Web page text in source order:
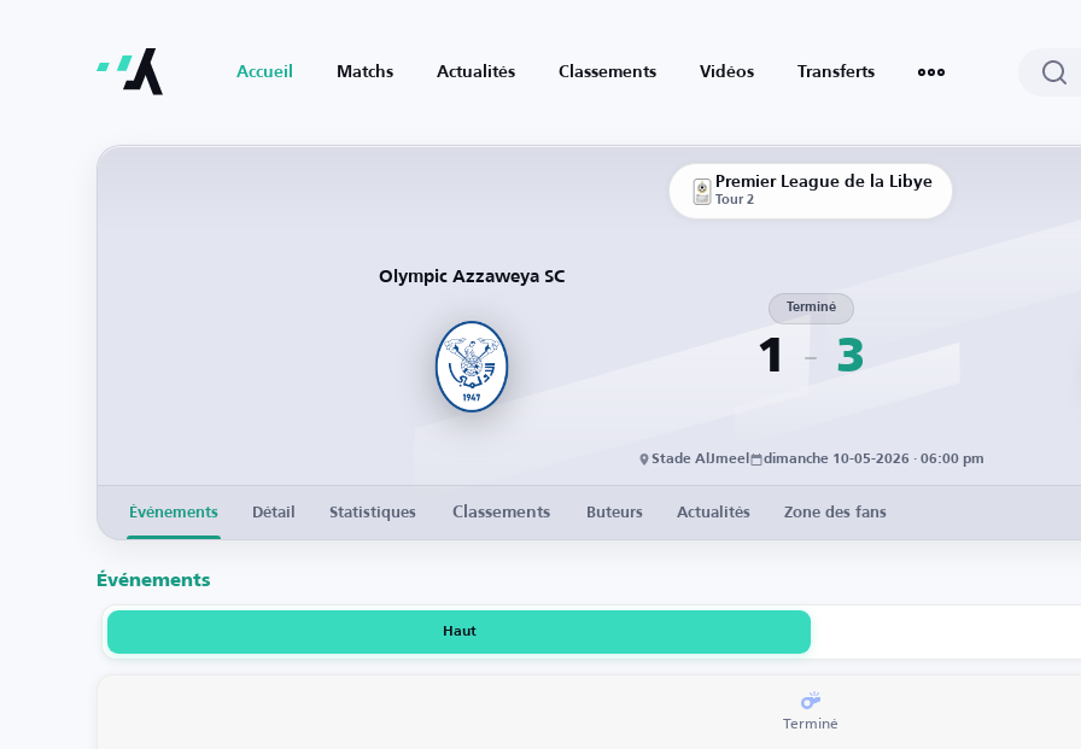
Accueil Matchs Actualités Classements Vidéos Transferts
Premier League de la Libye
Tour 2
Olympic Azzaweya SC
1
Terminé
3
Stade AlJmeel dimanche 10-05-2026 · 06:00 pm
Événements Détail Statistiques Classements Buteurs Actualités Zone des fans
Événements
Haut
Terminé